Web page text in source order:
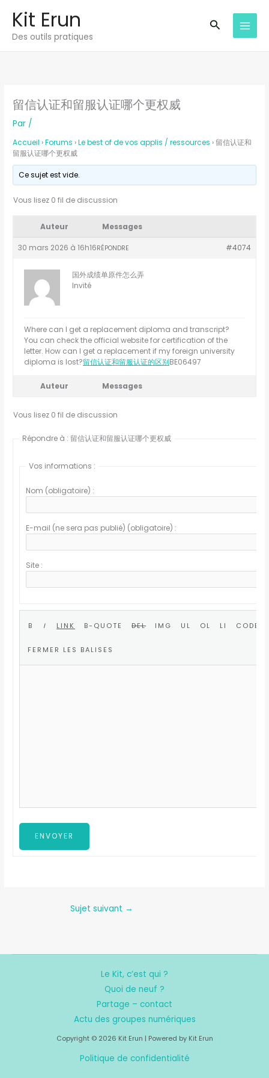
contenu
Kit Erun
Des outils pratiques
留信认证和留服认证哪个更权威
Par /
Accueil ›Forums ›Le best of de vos applis / ressources › 留信认证和
留服认证哪个更权威
Ce sujet est vide.
Vous lisez 0 fil de discussion
Auteur Messages
30 mars 2026 à 16h16 #4074
RÉPONDRE
国外成绩单原件怎么弄
Invité
Where can I get a replacement diploma and transcript?
You can check the official website for certification of the
letter. How can I get a replacement if my foreign university
diploma is lost?留信认证和留服认证的区别BE06497
Auteur Messages
Vous lisez 0 fil de discussion
Répondre à : 留信认证和留服认证哪个更权威
Vos informations :
Nom (obligatoire) :
E-mail (ne sera pas publié) (obligatoire) :
Site :
ENVOYER
Sujet suivant →
Le Kit, c’est qui ?
Quoi de neuf ?
Partage – contact
Actu des groupes numériques
Copyright © 2026 Kit Erun | Powered by Kit Erun
Politique de confidentialité